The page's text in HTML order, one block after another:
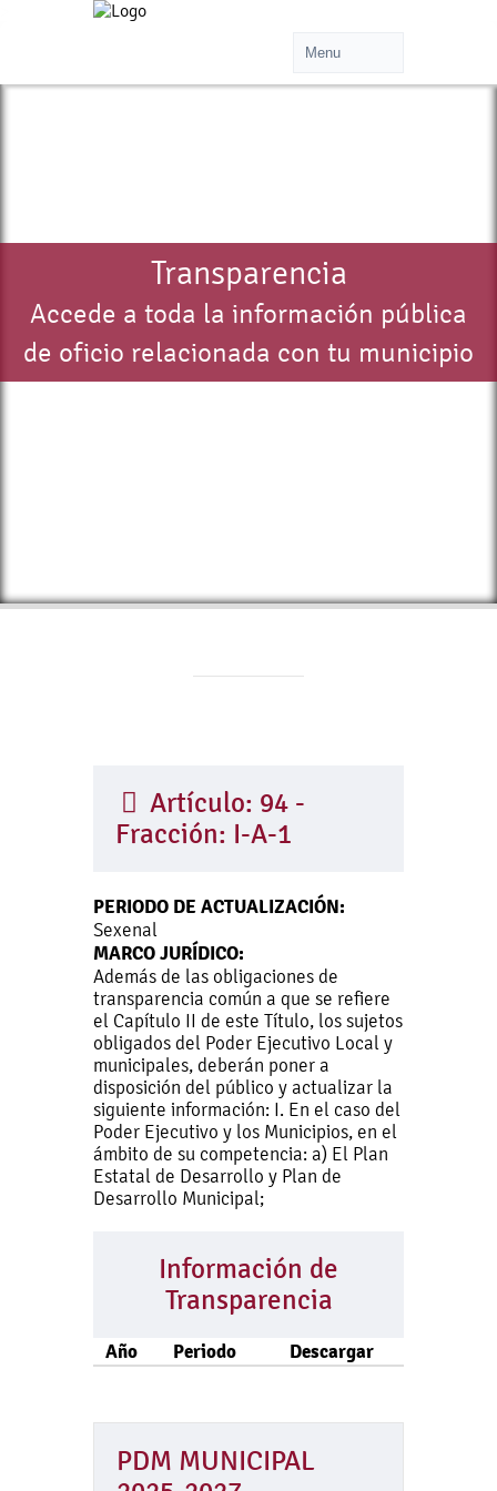
Transparencia
Accede a toda la información pública
de oficio relacionada con tu municipio
Artículo: 94 -
Fracción: I-A-1
PERIODO DE ACTUALIZACIÓN:
Sexenal
MARCO JURÍDICO:
Además de las obligaciones de
transparencia común a que se refiere
el Capítulo II de este Título, los sujetos
obligados del Poder Ejecutivo Local y
municipales, deberán poner a
disposición del público y actualizar la
siguiente información: I. En el caso del
Poder Ejecutivo y los Municipios, en el
ámbito de su competencia: a) El Plan
Estatal de Desarrollo y Plan de
Desarrollo Municipal;
Información de
Transparencia
Año Periodo Descargar
PDM MUNICIPAL